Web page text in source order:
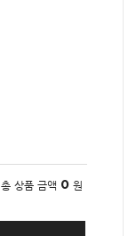
총 상품 금액 0 원